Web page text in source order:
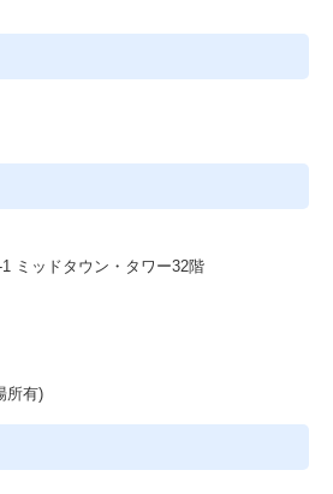
ミッドタウン・タワー32階
所有)